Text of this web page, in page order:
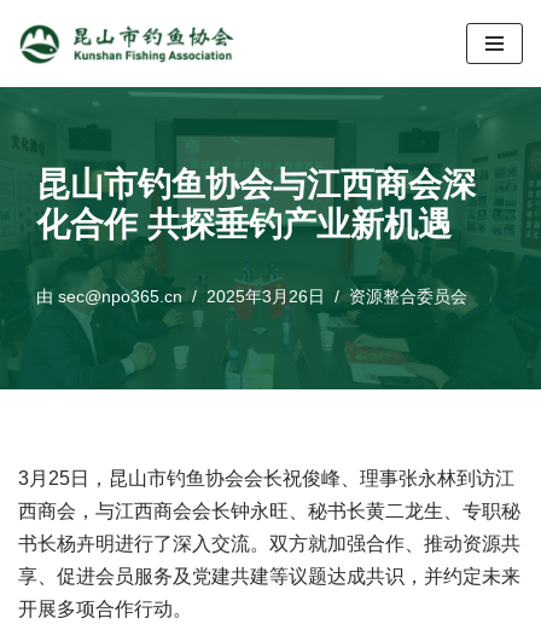
跳
正
昆山市钓鱼协会与江西商会深
化合作 共探垂钓产业新机遇
由 sec@npo365.cn 2025年3月26日 资源整合委员会
3月25日，昆山市钓鱼协会会长祝俊峰、理事张永林到访江
西商会，与江西商会会长钟永旺、秘书长黄二龙生、专职秘
书长杨卉明进行了深入交流。双方就加强合作、推动资源共
享、促进会员服务及党建共建等议题达成共识，并约定未来
开展多项合作行动。